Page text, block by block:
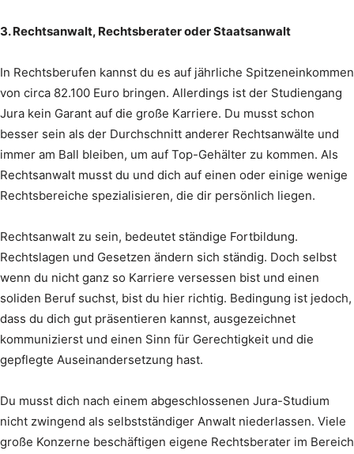
3. Rechtsanwalt, Rechtsberater oder Staatsanwalt
In Rechtsberufen kannst du es auf jährliche Spitzeneinkommen
von circa 82.100 Euro bringen. Allerdings ist der Studiengang
Jura kein Garant auf die große Karriere. Du musst schon
besser sein als der Durchschnitt anderer Rechtsanwälte und
immer am Ball bleiben, um auf Top-Gehälter zu kommen. Als
Rechtsanwalt musst du und dich auf einen oder einige wenige
Rechtsbereiche spezialisieren, die dir persönlich liegen.
Rechtsanwalt zu sein, bedeutet ständige Fortbildung.
Rechtslagen und Gesetzen ändern sich ständig. Doch selbst
wenn du nicht ganz so Karriere versessen bist und einen
soliden Beruf suchst, bist du hier richtig. Bedingung ist jedoch,
dass du dich gut präsentieren kannst, ausgezeichnet
kommunizierst und einen Sinn für Gerechtigkeit und die
gepflegte Auseinandersetzung hast.
Du musst dich nach einem abgeschlossenen Jura-Studium
nicht zwingend als selbstständiger Anwalt niederlassen. Viele
große Konzerne beschäftigen eigene Rechtsberater im Bereich